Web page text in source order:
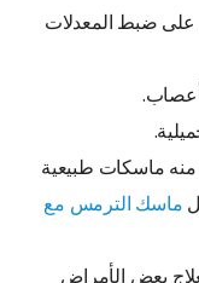
ضبط المعدلات
منه ماسكات طبيعية
ماسك الترمس مع
بعض الأمراض